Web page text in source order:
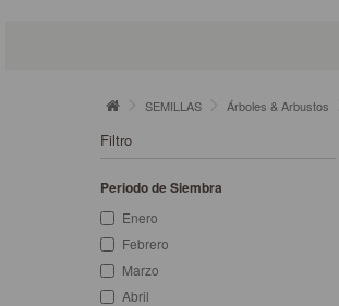
SEMILLAS Árboles & Arbustos
Filtro
Periodo de Siembra
Enero
Febrero
Marzo
Abril